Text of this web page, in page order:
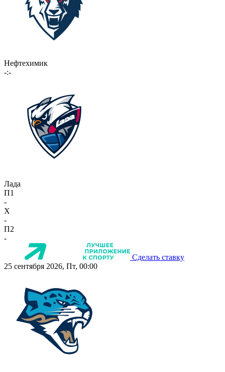
Нефтехимик
-:-
Лада
П1
-
X
-
П2
-
Сделать ставку
25 сентября 2026, Пт, 00:00